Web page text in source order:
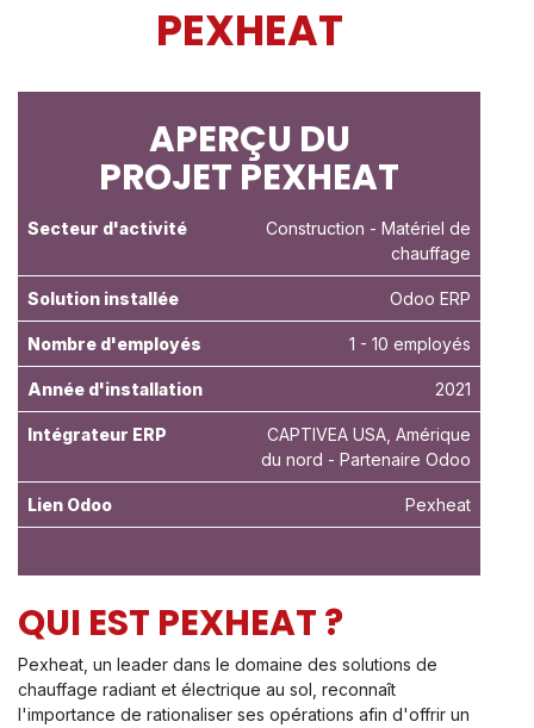
PEXHEAT
APERÇU DU
PROJET PEXHEAT
Secteur d'activité Construction - Matériel de
chauffage
Solution installée Odoo ERP
Nombre d'employés 1 - 10 employés
Année d'installation 2021
Intégrateur ERP
CAPTIVEA USA, Amérique
du nord - Partenaire Odoo
Lien Odoo Pexheat
QUI EST PEXHEAT ?
Pexheat, un leader dans le domaine des solutions de
chauffage radiant et électrique au sol, reconnaît
l'importance de rationaliser ses opérations afin d'offrir un